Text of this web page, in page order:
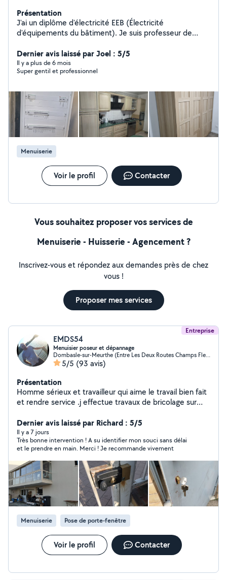
Présentation
J'ai un diplôme d'électricité EEB (Électricité
d'équipements du bâtiment). Je suis professeur de
peux installer ou rénover l'électricité domestique. Je
peux faire un schéma électrique pour la maison. Je peux
faire un devis.
Dernier avis laissé par Joel : 5/5
Il y a plus de 6 mois
Super gentil et professionnel
Menuiserie
Voir le profil Contacter
Vous souhaitez proposer vos services de
Menuiserie - Huisserie - Agencement ?
Inscrivez-vous et répondez aux demandes près de chez
vous !
Proposer mes services
Entreprise
EMDS54
Menuisier poseur et dépannage
Dombasle-sur-Meurthe (Entre Les Deux Routes Champs Fleuris)
5/5 (93 avis)
Présentation
Homme sérieux et travailleur qui aime le travail bien fait
et rendre service .j effectue travaux de bricolage sur
serrurerie remplacement de serrures de porte d'entrée
portes de garage remplacement de crémone de
fenêtre réglage de toute fermeture porte fenêtre volet
porte de garage ect... montage de meubles petits
travaux en menuiserie pose de parquet flottant etc.... je
propose aussi le nettoyage de fenêtres et de vitrages
et également le nettoyage de véranda et SAS d entrée.
je peux aussi effectué d'autre petit travaux de bricolage
A bientôt cordialement Sylvain .je suis joignable EMDS
54 Dombasle sur Meurthe
Dernier avis laissé par Richard : 5/5
Il y a 7 jours
Très bonne intervention ! A su identifier mon souci sans délai
et le prendre en main. Merci ! Je recommande vivement
Menuiserie Pose de porte-fenêtre
Voir le profil Contacter